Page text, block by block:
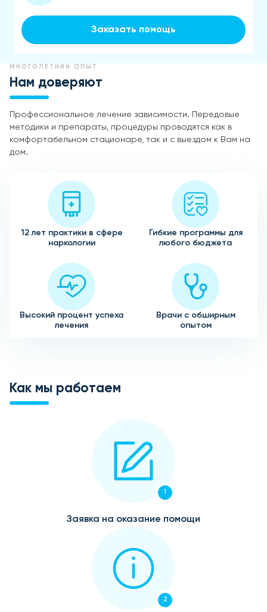
Заказать помощь
МНОГОЛЕТНИЙ ОПЫТ
Нам доверяют
Профессиональное лечение зависимости. Передовые
методики и препараты, процедуры проводятся как в
комфортабельном стационаре, так и с выездом к Вам на
дом.
12 лет практики в сфере
наркологии
Гибкие программы для
любого бюджета
Высокий процент успеха
лечения
Врачи с обширным
опытом
Как мы работаем
1
Заявка на оказание помощи
2